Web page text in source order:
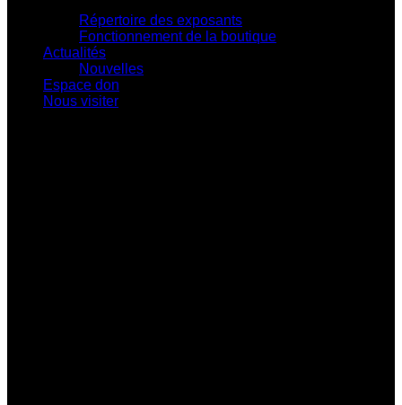
Répertoire des exposants
Fonctionnement de la boutique
Actualités
Nouvelles
Espace don
Nous visiter